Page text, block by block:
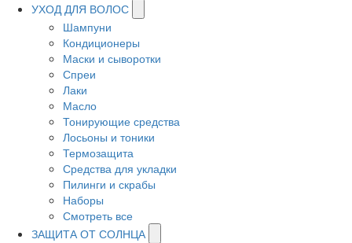
УХОД ДЛЯ ВОЛОС
Шампуни
Кондиционеры
Маски и сыворотки
Спреи
Лаки
Масло
Тонирующие средства
Лосьоны и тоники
Термозащита
Средства для укладки
Пилинги и скрабы
Наборы
Смотреть все
ЗАЩИТА ОТ СОЛНЦА